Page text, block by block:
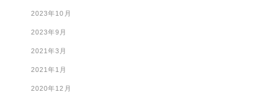
2023年10月
2023年9月
2021年3月
2021年1月
2020年12月